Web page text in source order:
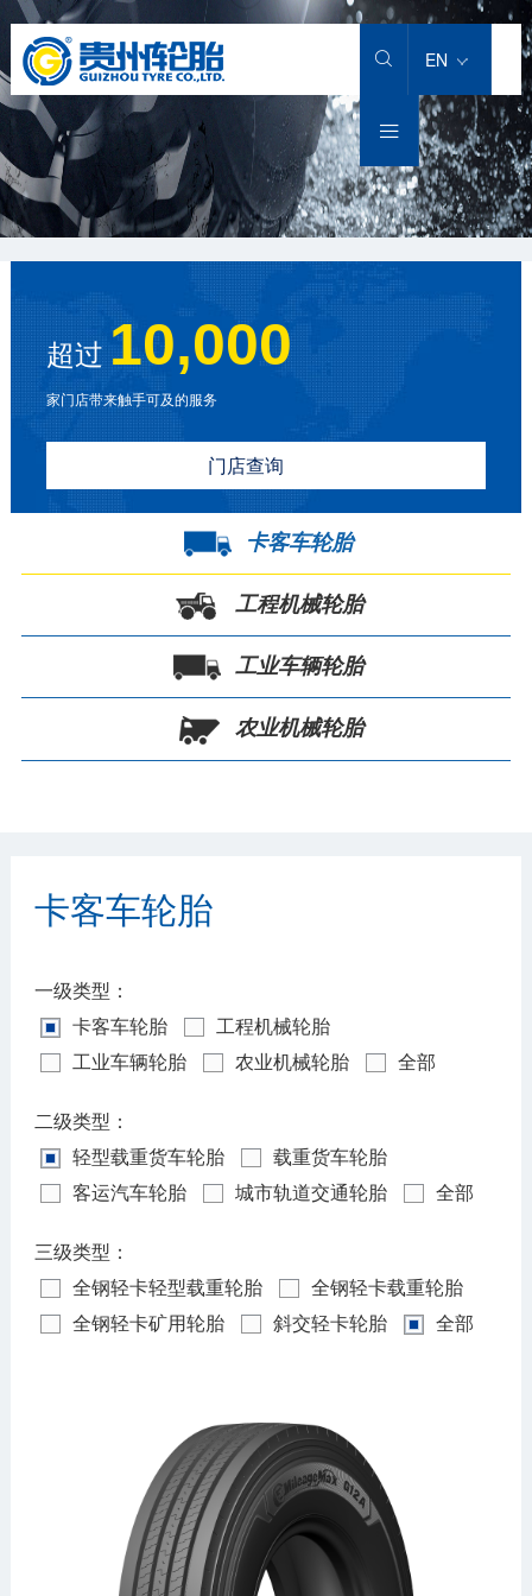
 EN

超过10,000
家门店带来触手可及的服务
卡客车轮胎
工程机械轮胎
工业车辆轮胎
农业机械轮胎
卡客车轮胎
一级类型：
卡客车轮胎
工程机械轮胎
工业车辆轮胎
农业机械轮胎 全部
二级类型：
轻型载重货车轮胎
载重货车轮胎
客运汽车轮胎
城市轨道交通轮胎 全部
三级类型：
全钢轻卡轻型载重轮胎
全钢轻卡载重轮胎
全钢轻卡矿用轮胎
斜交轻卡轮胎 全部